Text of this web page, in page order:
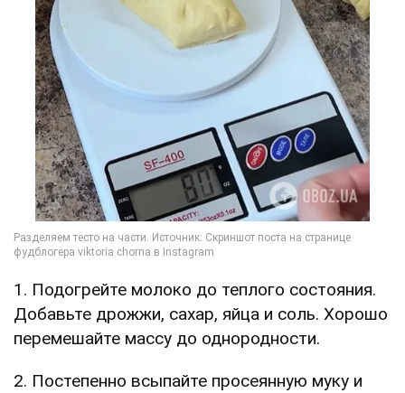
1. Подогрейте молоко до теплого состояния.
Добавьте дрожжи, сахар, яйца и соль. Хорошо
перемешайте массу до однородности.
2. Постепенно всыпайте просеянную муку и